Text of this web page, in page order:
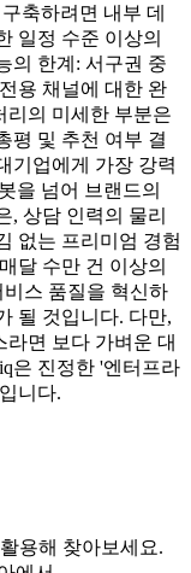
축하려면 내부 데
일정 수준 이상의
의 한계: 서구권 중
용 채널에 대한 완
리의 미세한 부분은
평 및 추천 여부 결
기업에게 가장 강력
을 넘어 브랜드의
, 상담 인력의 물리
없는 프리미엄 경험
달 수만 건 이상의
스 품질을 혁신하
될 것입니다. 다만,
면 보다 가벼운 대
은 진정한 '엔터프라
니다.
용해 찾아보세요.